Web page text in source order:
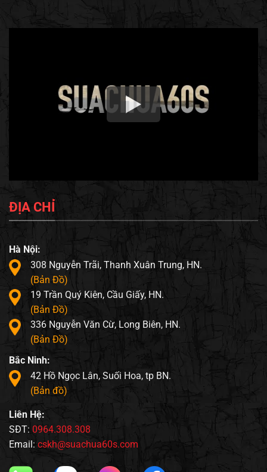
ĐỊA CHỈ
Hà Nội:
308 Nguyễn Trãi, Thanh Xuân Trung, HN.
(Bản Đồ)
19 Trần Quý Kiên, Cầu Giấy, HN.
(Bản Đồ)
336 Nguyễn Văn Cừ, Long Biên, HN.
(Bản Đồ)
Bắc Ninh:
42 Hồ Ngọc Lân, Suối Hoa, tp BN.
(Bản đồ)
Liên Hệ:
SĐT: 0964.308.308
Email: cskh@suachua60s.com